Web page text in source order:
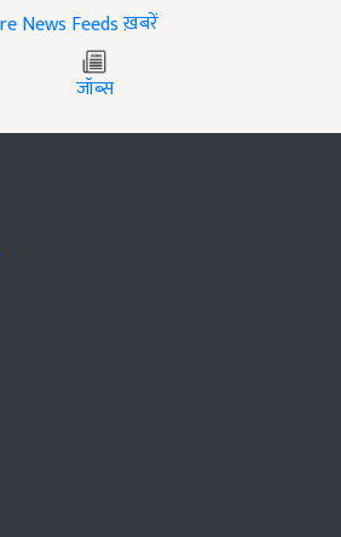
ख़बरें
जॉब्स